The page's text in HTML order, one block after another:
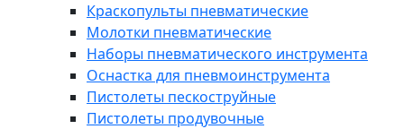
Краскопульты пневматические
Молотки пневматические
Наборы пневматического инструмента
Оснастка для пневмоинструмента
Пистолеты пескоструйные
Пистолеты продувочные